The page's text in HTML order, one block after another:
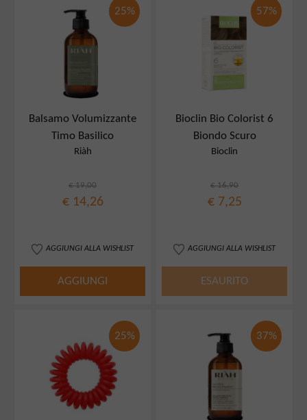
25%
Balsamo Volumizzante
Timo Basilico
Riàh
€ 19,00
€ 14,26
AGGIUNGI ALLA WISHLIST
AGGIUNGI
57%
Bioclin Bio Colorist 6
Biondo Scuro
Bioclin
€ 16,90
€ 7,25
AGGIUNGI ALLA WISHLIST
ESAURITO
25% 37%